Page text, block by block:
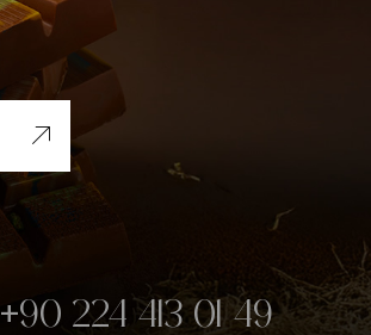
+90 224 413 01 49